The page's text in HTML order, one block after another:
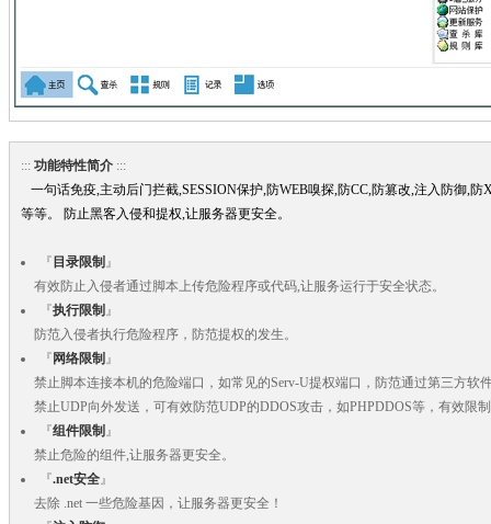
::: 功能特性简介 :::
一句话免疫,主动后门拦截,SESSION保护,防WEB嗅探,防CC,防篡改,注入防御,
等等。 防止黑客入侵和提权,让服务器更安全。
『 目录限制 』
有效防止入侵者通过脚本上传危险程序或代码,让服务运行于安全状态。
『执行限制 』
防范入侵者执行危险程序，防范提权的发生。
『 网络限制 』
禁止脚本连接本机的危险端口，如常见的Serv-U提权端口，防范通过第三方软
禁止UDP向外发送，可有效防范UDP的DDOS攻击，如PHPDDOS等，有效限
『组件限制 』
禁止危险的组件,让服务器更安全。
『.net安全』
去除 .net 一些危险基因，让服务器更安全！